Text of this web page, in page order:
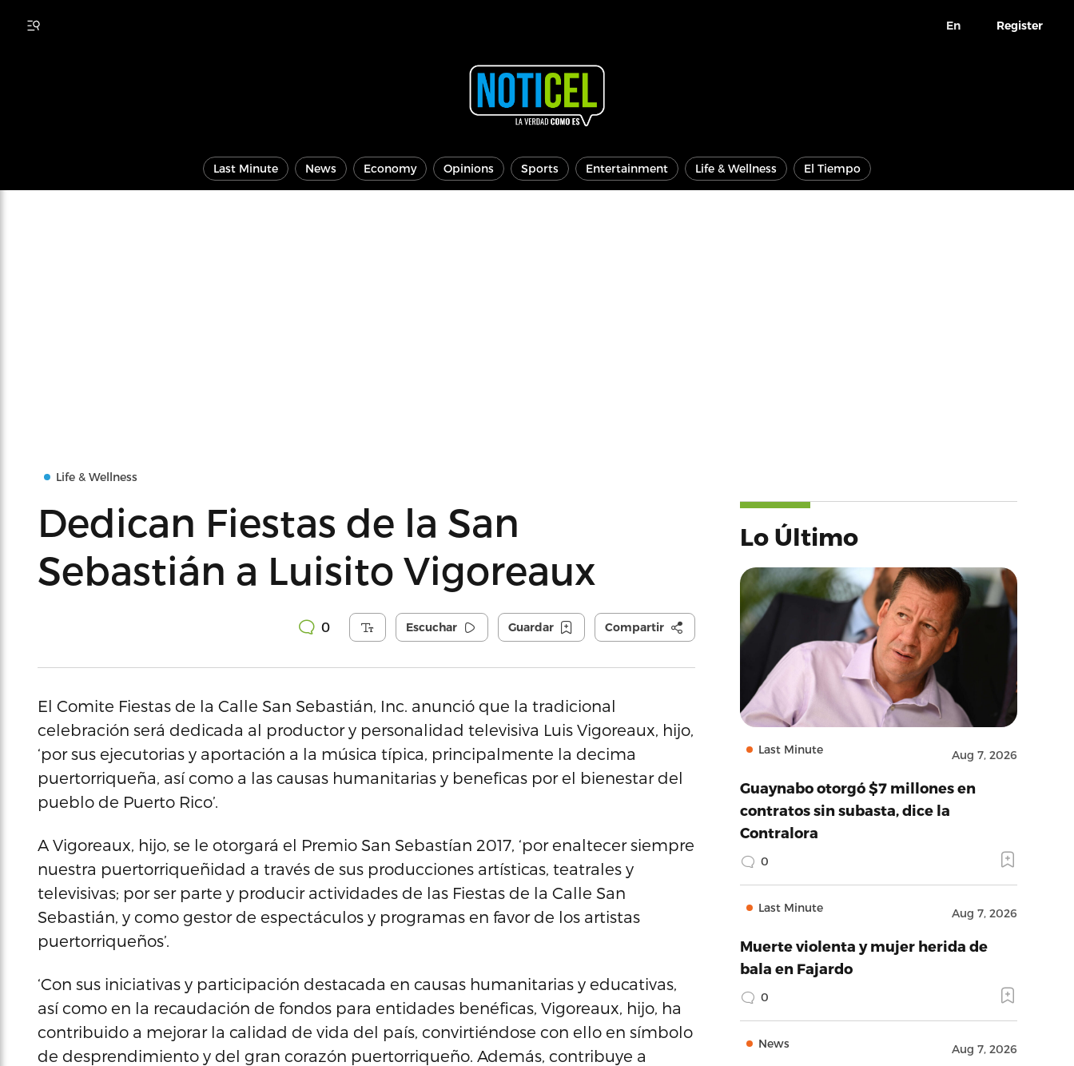
En Register
Last Minute News Economy Opinions Sports Entertainment Life & Wellness El Tiempo
Life & Wellness
Dedican Fiestas de la San
Sebastián a Luisito Vigoreaux
0 Escuchar Guardar Compartir
El Comite Fiestas de la Calle San Sebastián, Inc. anunció que la tradicional
celebración será dedicada al productor y personalidad televisiva Luis Vigoreaux, hijo,
‘por sus ejecutorias y aportación a la música típica, principalmente la decima
puertorriqueña, así como a las causas humanitarias y beneficas por el bienestar del
pueblo de Puerto Rico’.
A Vigoreaux, hijo, se le otorgará el Premio San Sebastían 2017, ‘por enaltecer siempre
nuestra puertorriqueñidad a través de sus producciones artísticas, teatrales y
televisivas; por ser parte y producir actividades de las Fiestas de la Calle San
Sebastián, y como gestor de espectáculos y programas en favor de los artistas
puertorriqueños’.
‘Con sus iniciativas y participación destacada en causas humanitarias y educativas,
así como en la recaudación de fondos para entidades benéficas, Vigoreaux, hijo, ha
contribuido a mejorar la calidad de vida del país, convirtiéndose con ello en símbolo
de desprendimiento y del gran corazón puertorriqueño. Además, contribuye a
Lo Último
Last Minute Aug 7, 2026
Guaynabo otorgó $7 millones en
contratos sin subasta, dice la
Contralora
0
Last Minute Aug 7, 2026
Muerte violenta y mujer herida de
bala en Fajardo
0
News Aug 7, 2026